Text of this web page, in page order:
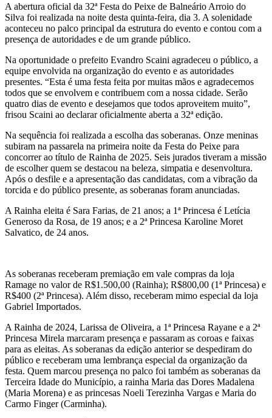
A abertura oficial da 32ª Festa do Peixe de Balneário Arroio do
Silva foi realizada na noite desta quinta-feira, dia 3. A solenidade
aconteceu no palco principal da estrutura do evento e contou com a
presença de autoridades e de um grande público.
Na oportunidade o prefeito Evandro Scaini agradeceu o público, a
equipe envolvida na organização do evento e as autoridades
presentes. “Esta é uma festa feita por muitas mãos e agradecemos
todos que se envolvem e contribuem com a nossa cidade. Serão
quatro dias de evento e desejamos que todos aproveitem muito”,
frisou Scaini ao declarar oficialmente aberta a 32ª edição.
Na sequência foi realizada a escolha das soberanas. Onze meninas
subiram na passarela na primeira noite da Festa do Peixe para
concorrer ao título de Rainha de 2025. Seis jurados tiveram a missão
de escolher quem se destacou na beleza, simpatia e desenvoltura.
Após o desfile e a apresentação das candidatas, com a vibração da
torcida e do público presente, as soberanas foram anunciadas.
A Rainha eleita é Sara Farias, de 21 anos; a 1ª Princesa é Letícia
Generoso da Rosa, de 19 anos; e a 2ª Princesa Karoline Moret
Salvatico, de 24 anos.
As soberanas receberam premiação em vale compras da loja
Ramage no valor de R$1.500,00 (Rainha); R$800,00 (1ª Princesa) e
R$400 (2ª Princesa). Além disso, receberam mimo especial da loja
Gabriel Importados.
A Rainha de 2024, Larissa de Oliveira, a 1ª Princesa Rayane e a 2ª
Princesa Mirela marcaram presença e passaram as coroas e faixas
para as eleitas. As soberanas da edição anterior se despediram do
público e receberam uma lembrança especial da organização da
festa. Quem marcou presença no palco foi também as soberanas da
Terceira Idade do Município, a rainha Maria das Dores Madalena
(Maria Morena) e as princesas Noeli Terezinha Vargas e Maria do
Carmo Finger (Carminha).